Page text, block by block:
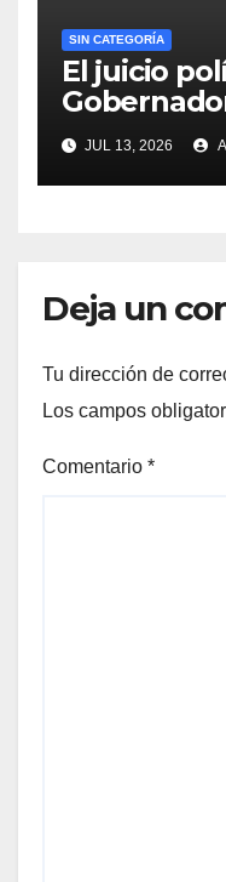
SIN CATEGORÍA
El juicio
la Garza
JUL 13, 2026
Deja un
Tu dirección de
Los campos
Comentario *